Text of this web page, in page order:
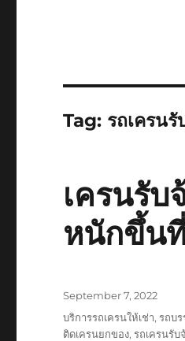
Tag: รถเครน
เครนรับ
หนักขึ้น
Posted
on
September 7, 2022
Tags
บริการรถเครนให้เช่า,รถบ
ติดเครนยกของ,รถเครนรับ